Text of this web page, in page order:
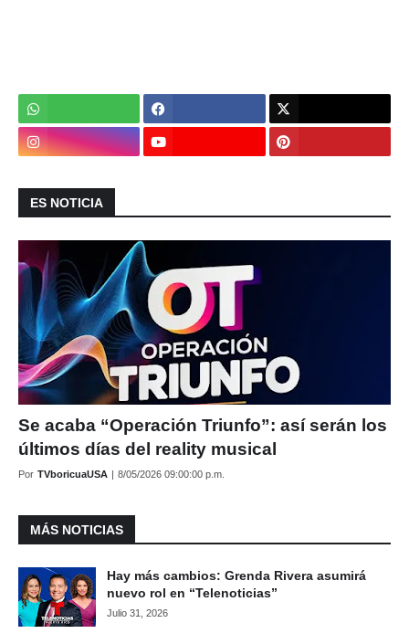
ES NOTICIA
Se acaba “Operación Triunfo”: así serán los
últimos días del reality musical
Por TVboricuaUSA | 8/05/2026 09:00:00 p.m.
MÁS NOTICIAS
Hay más cambios: Grenda Rivera asumirá
nuevo rol en “Telenoticias”
Julio 31, 2026